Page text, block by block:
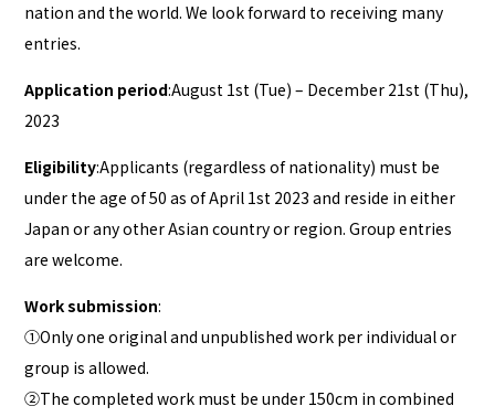
nation and the world. We look forward to receiving many
entries.
Application period:August 1st (Tue) – December 21st (Thu),
2023
Eligibility:Applicants (regardless of nationality) must be
under the age of 50 as of April 1st 2023 and reside in either
Japan or any other Asian country or region. Group entries
are welcome.
Work submission:
①Only one original and unpublished work per individual or
group is allowed.
②The completed work must be under 150cm in combined